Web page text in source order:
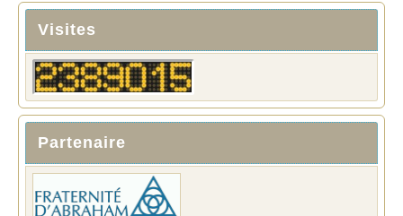
Visites
Partenaire